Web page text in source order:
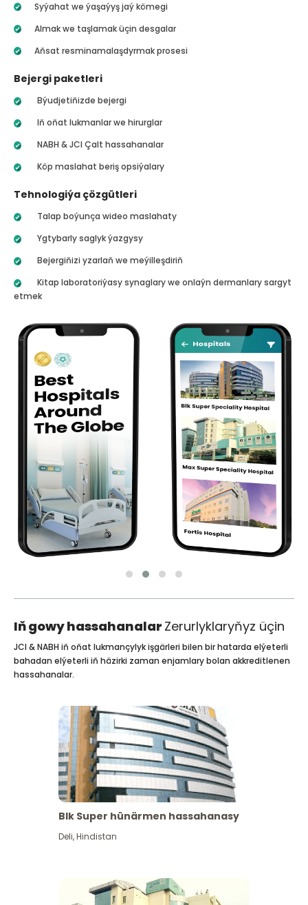
Syýahat we ýaşaýyş jaý kömegi
Almak we taşlamak üçin desgalar
Aňsat resminamalaşdyrmak prosesi
Bejergi paketleri
Býudjetiňizde bejergi
Iň oňat lukmanlar we hirurglar
NABH & JCI Çalt hassahanalar
Köp maslahat beriş opsiýalary
Tehnologiýa çözgütleri
Talap boýunça wideo maslahaty
Ygtybarly saglyk ýazgysy
Bejergiňizi yzarlaň we meýilleşdiriň
Kitap laboratoriýasy synaglary we onlaýn dermanlary sargyt
etmek
Iň gowy hassahanalar Zerurlyklaryňyz üçin
JCI & NABH iň oňat lukmançylyk işgärleri bilen bir hatarda elýeterli
bahadan elýeterli iň häzirki zaman enjamlary bolan akkreditlenen
hassahanalar.
Blk Super hünärmen hassahanasy
Deli,Hindistan